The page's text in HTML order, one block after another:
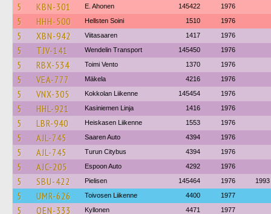
5 KBN-301 E. Ahonen 145422 1976
5 HHH-500 Hellsten Soini 1510 1976
5 XBN-942 Viitasaaren 1417 1976
5 TJV-141 Wendelin Transport 145450 1976
5 RBX-534 Toimi Vento 1370 1976
5 VEA-777 Mäkela 4216 1976
5 VNX-305 Kokkolan Liikenne 145454 1976
5 HHL-921 Kasiniemen Linja 1416 1976
5 LBR-940 Heiskasen Liikenne 1553 1976
5 AJL-745 Saaren Auto 4394 1976
5 AJL-745 Turun Citybus 4394 1976
5 AJC-205 Espoon Auto 4292 1976
5 SBU-422 Pielisen 145464 1976 1993
5 UMR-626 Toivosen Liikenne 4400 1977
5 OEN-333 Kyllonen 4471 1977